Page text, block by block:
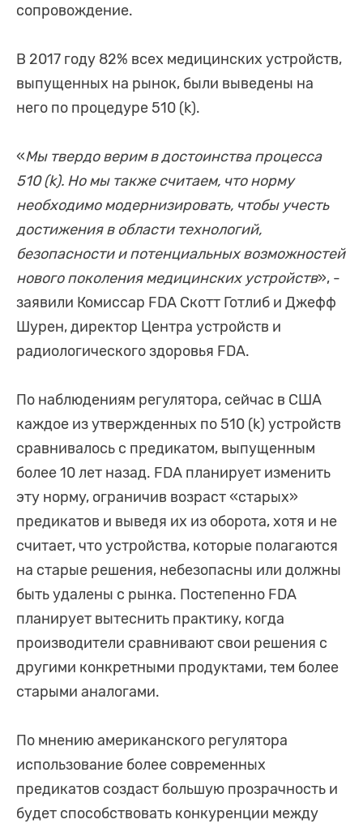
сопровождение.
В 2017 году 82% всех медицинских устройств,
выпущенных на рынок, были выведены на
него по процедуре 510 (k).
«Мы твердо верим в достоинства процесса
510 (k). Но мы также считаем, что норму
необходимо модернизировать, чтобы учесть
достижения в области технологий,
безопасности и потенциальных возможностей
нового поколения медицинских устройств», -
заявили Комиссар FDA Скотт Готлиб и Джефф
Шурен, директор Центра устройств и
радиологического здоровья FDA.
По наблюдениям регулятора, сейчас в США
каждое из утвержденных по 510 (k) устройств
сравнивалось с предикатом, выпущенным
более 10 лет назад. FDA планирует изменить
эту норму, ограничив возраст «старых»
предикатов и выведя их из оборота, хотя и не
считает, что устройства, которые полагаются
на старые решения, небезопасны или должны
быть удалены с рынка. Постепенно FDA
планирует вытеснить практику, когда
производители сравнивают свои решения с
другими конкретными продуктами, тем более
старыми аналогами.
По мнению американского регулятора
использование более современных
предикатов создаст большую прозрачность и
будет способствовать конкуренции между